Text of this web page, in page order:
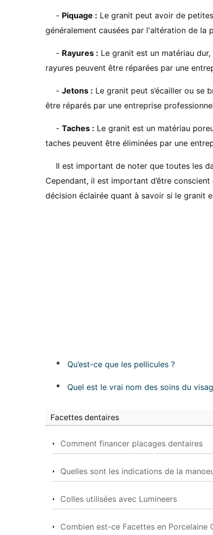
- Piquage : Le granit peut avoir de
généralement causées par l'altération de la
- Rayures : Le granit est un matériau
rayures peuvent être réparées par une
- Jetons : Le granit peut s’écailler ou se
être réparés par une entreprise
- Taches : Le granit est un matériau
taches peuvent être éliminées par une
Il est important de noter que toutes les
Cependant, il est important d’être
décision éclairée quant à savoir si le granit
* Qu’est-ce que les pellicules ?
* Quel est le vrai nom des soins du
Facettes dentaires
Comment financer placages dentaires
Quelles sont les indications de la
Colles utilisées avec Lumineers
Combien est-ce Facettes en Porcelaine